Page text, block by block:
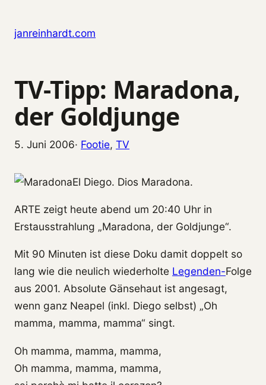
janreinhardt.com
TV-Tipp: Maradona,
der Goldjunge
5. Juni 2006· Footie, TV
El Diego. Dios Maradona.
ARTE zeigt heute abend um 20:40 Uhr in
Erstausstrahlung „Maradona, der Goldjunge“.
Mit 90 Minuten ist diese Doku damit doppelt so
lang wie die neulich wiederholte Legenden-Folge
aus 2001. Absolute Gänsehaut ist angesagt,
wenn ganz Neapel (inkl. Diego selbst) „Oh
mamma, mamma, mamma“ singt.
Oh mamma, mamma, mamma,
Oh mamma, mamma, mamma,